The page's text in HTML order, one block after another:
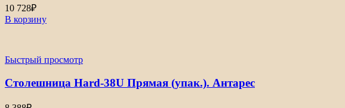
10 728₽
В корзину
Быстрый просмотр
Столешница Hard-38U Прямая (упак.). Антарес